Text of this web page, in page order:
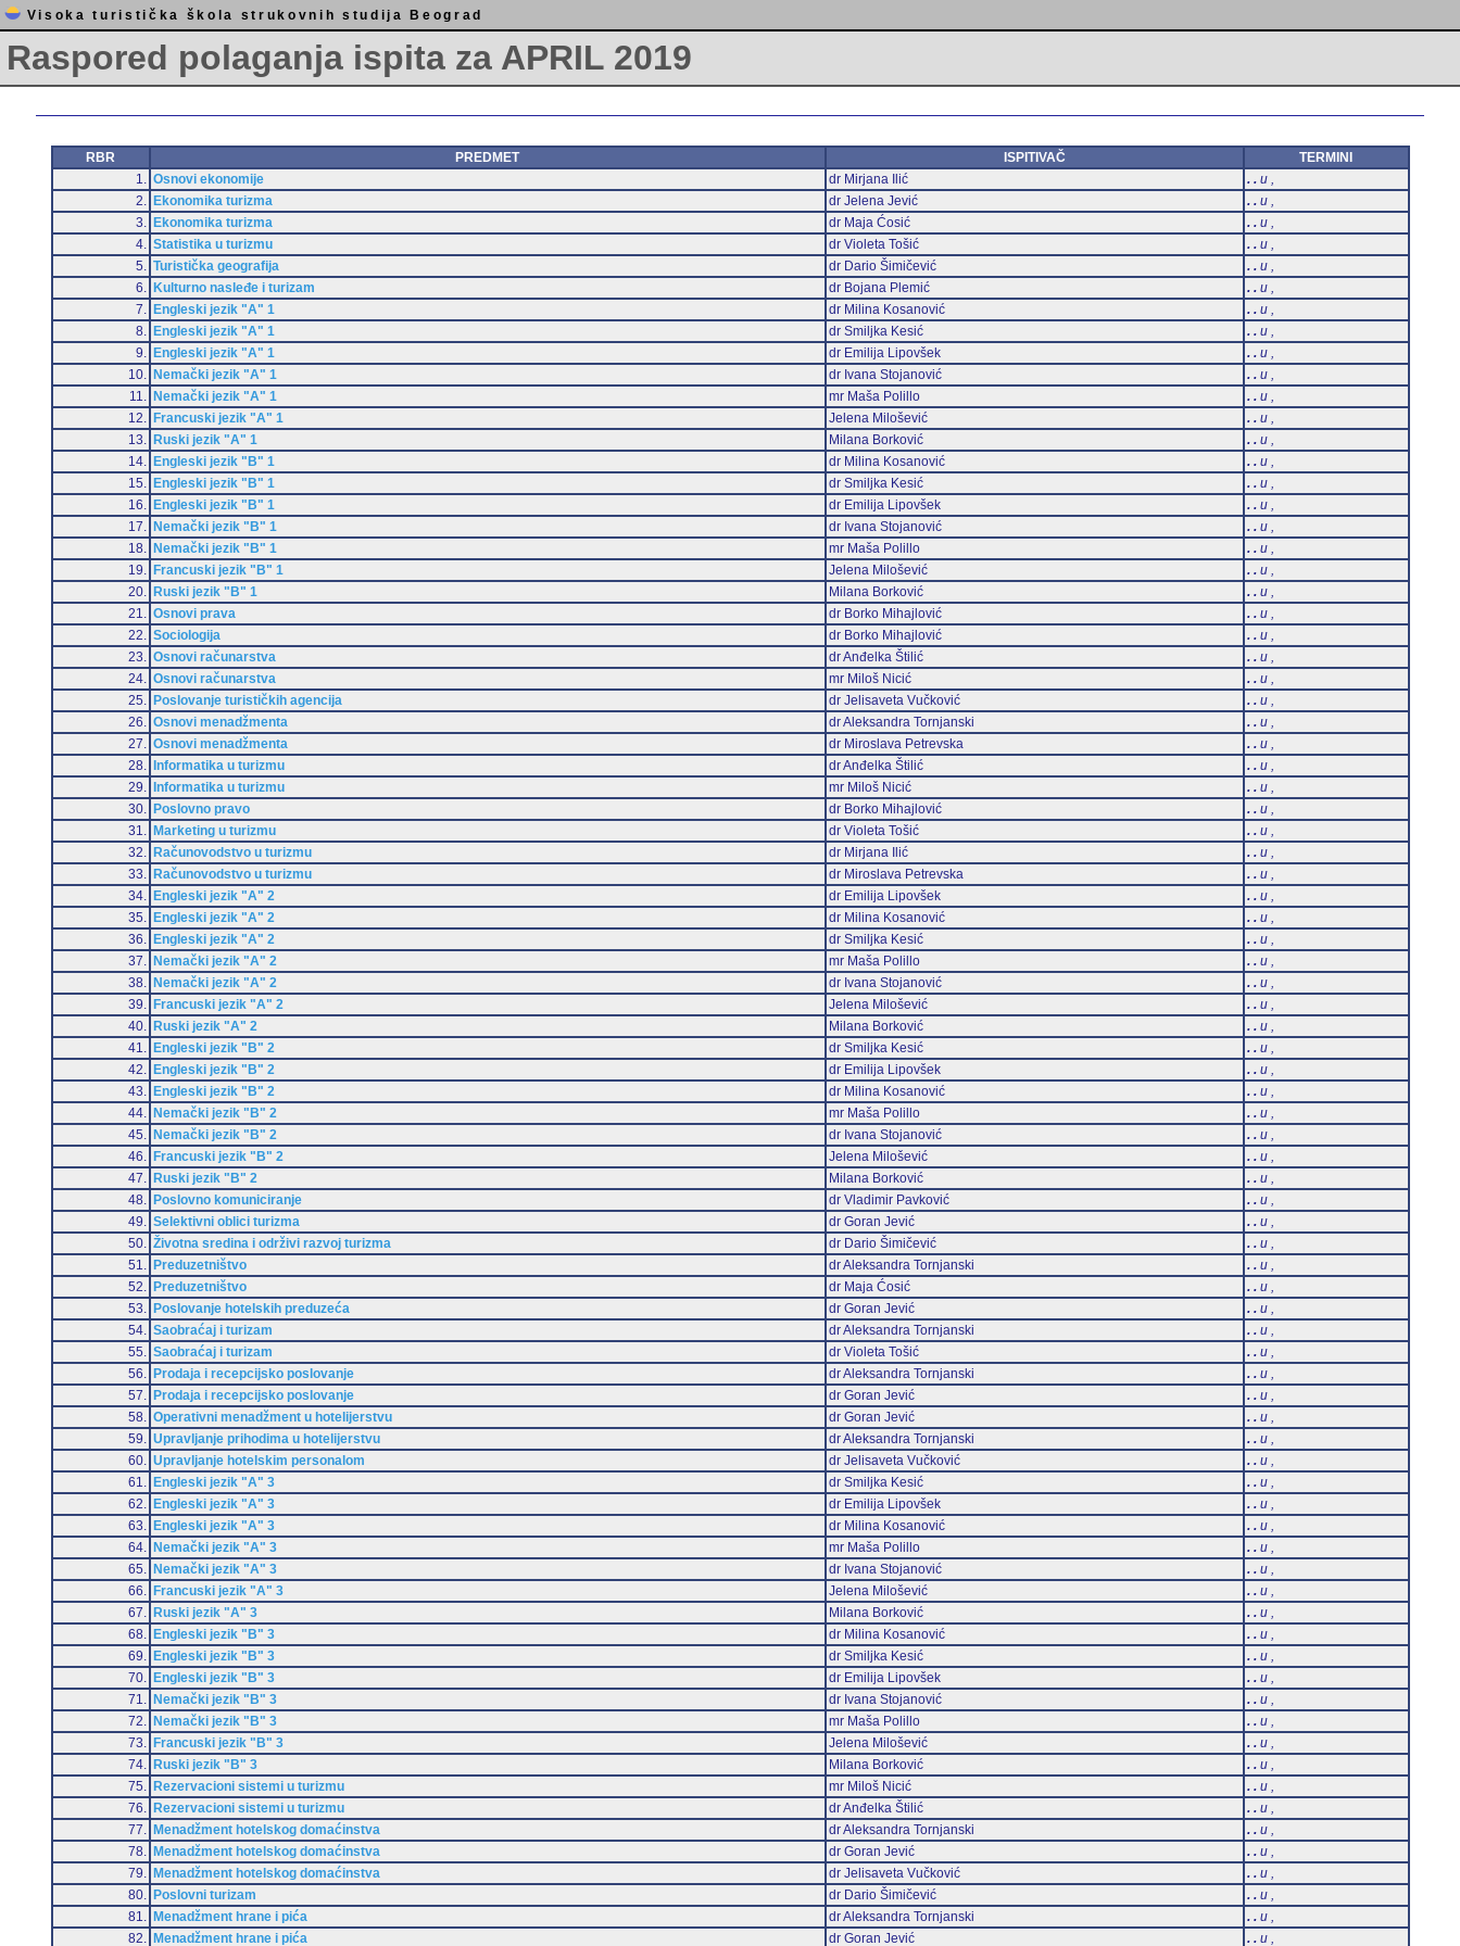
Visoka turistička škola strukovnih studija Beograd
Raspored polaganja ispita za APRIL 2019
RBR PREDMET ISPITIVAČ
TERMINI
1.
Osnovi ekonomije dr Mirjana Ilić . .u ,
2.
Ekonomika turizma dr Jelena Jević . .u ,
3.
Ekonomika turizma dr Maja Ćosić . .u ,
4.
Statistika u turizmu dr Violeta Tošić . .u ,
5.
Turistička geografija dr Dario Šimičević . .u ,
6.
Kulturno nasleđe i turizam dr Bojana Plemić . .u ,
7.
Engleski jezik "A" 1 dr Milina Kosanović . .u ,
8.
Engleski jezik "A" 1 dr Smiljka Kesić . .u ,
9.
Engleski jezik "A" 1 dr Emilija Lipovšek . .u ,
10.
Nemački jezik "A" 1 dr Ivana Stojanović . .u ,
11.
Nemački jezik "A" 1 mr Maša Polillo . .u ,
12.
Francuski jezik "A" 1 Jelena Milošević . .u ,
13.
Ruski jezik "A" 1 Milana Borković . .u ,
14.
Engleski jezik "B" 1 dr Milina Kosanović . .u ,
15.
Engleski jezik "B" 1 dr Smiljka Kesić . .u ,
16.
Engleski jezik "B" 1 dr Emilija Lipovšek . .u ,
17.
Nemački jezik "B" 1 dr Ivana Stojanović . .u ,
18.
Nemački jezik "B" 1 mr Maša Polillo . .u ,
19.
Francuski jezik "B" 1 Jelena Milošević . .u ,
20.
Ruski jezik "B" 1 Milana Borković . .u ,
21.
Osnovi prava dr Borko Mihajlović . .u ,
22.
Sociologija dr Borko Mihajlović . .u ,
23.
Osnovi računarstva dr Anđelka Štilić . .u ,
24.
Osnovi računarstva mr Miloš Nicić . .u ,
25.
Poslovanje turističkih agencija dr Jelisaveta Vučković . .u ,
26.
Osnovi menadžmenta dr Aleksandra Tornjanski . .u ,
27.
Osnovi menadžmenta dr Miroslava Petrevska . .u ,
28.
Informatika u turizmu dr Anđelka Štilić . .u ,
29.
Informatika u turizmu mr Miloš Nicić . .u ,
30.
Poslovno pravo dr Borko Mihajlović . .u ,
31.
Marketing u turizmu dr Violeta Tošić . .u ,
32.
Računovodstvo u turizmu dr Mirjana Ilić . .u ,
33.
Računovodstvo u turizmu dr Miroslava Petrevska . .u ,
34.
Engleski jezik "A" 2 dr Emilija Lipovšek . .u ,
35.
Engleski jezik "A" 2 dr Milina Kosanović . .u ,
36.
Engleski jezik "A" 2 dr Smiljka Kesić . .u ,
37.
Nemački jezik "A" 2 mr Maša Polillo . .u ,
38.
Nemački jezik "A" 2 dr Ivana Stojanović . .u ,
39.
Francuski jezik "A" 2 Jelena Milošević . .u ,
40.
Ruski jezik "A" 2 Milana Borković . .u ,
41.
Engleski jezik "B" 2 dr Smiljka Kesić . .u ,
42.
Engleski jezik "B" 2 dr Emilija Lipovšek . .u ,
43.
Engleski jezik "B" 2 dr Milina Kosanović . .u ,
44.
Nemački jezik "B" 2 mr Maša Polillo . .u ,
45.
Nemački jezik "B" 2 dr Ivana Stojanović . .u ,
46.
Francuski jezik "B" 2 Jelena Milošević . .u ,
47.
Ruski jezik "B" 2 Milana Borković . .u ,
48.
Poslovno komuniciranje dr Vladimir Pavković . .u ,
49.
Selektivni oblici turizma dr Goran Jević . .u ,
50.
Životna sredina i održivi razvoj turizma dr Dario Šimičević . .u ,
51.
Preduzetništvo dr Aleksandra Tornjanski . .u ,
52.
Preduzetništvo dr Maja Ćosić . .u ,
53.
Poslovanje hotelskih preduzeća dr Goran Jević . .u ,
54.
Saobraćaj i turizam dr Aleksandra Tornjanski . .u ,
55.
Saobraćaj i turizam dr Violeta Tošić . .u ,
56.
Prodaja i recepcijsko poslovanje dr Aleksandra Tornjanski . .u ,
57.
Prodaja i recepcijsko poslovanje dr Goran Jević . .u ,
58.
Operativni menadžment u hotelijerstvu dr Goran Jević . .u ,
59.
Upravljanje prihodima u hotelijerstvu dr Aleksandra Tornjanski . .u ,
60.
Upravljanje hotelskim personalom dr Jelisaveta Vučković . .u ,
61.
Engleski jezik "A" 3 dr Smiljka Kesić . .u ,
62.
Engleski jezik "A" 3 dr Emilija Lipovšek . .u ,
63.
Engleski jezik "A" 3 dr Milina Kosanović . .u ,
64.
Nemački jezik "A" 3 mr Maša Polillo . .u ,
65.
Nemački jezik "A" 3 dr Ivana Stojanović . .u ,
66.
Francuski jezik "A" 3 Jelena Milošević . .u ,
67.
Ruski jezik "A" 3 Milana Borković . .u ,
68.
Engleski jezik "B" 3 dr Milina Kosanović . .u ,
69.
Engleski jezik "B" 3 dr Smiljka Kesić . .u ,
70.
Engleski jezik "B" 3 dr Emilija Lipovšek . .u ,
71.
Nemački jezik "B" 3 dr Ivana Stojanović . .u ,
72.
Nemački jezik "B" 3 mr Maša Polillo . .u ,
73.
Francuski jezik "B" 3 Jelena Milošević . .u ,
74.
Ruski jezik "B" 3 Milana Borković . .u ,
75.
Rezervacioni sistemi u turizmu mr Miloš Nicić . .u ,
76.
Rezervacioni sistemi u turizmu dr Anđelka Štilić . .u ,
77.
Menadžment hotelskog domaćinstva dr Aleksandra Tornjanski . .u ,
78.
Menadžment hotelskog domaćinstva dr Goran Jević . .u ,
79.
Menadžment hotelskog domaćinstva dr Jelisaveta Vučković . .u ,
80.
Poslovni turizam dr Dario Šimičević . .u ,
81.
Menadžment hrane i pića dr Aleksandra Tornjanski . .u ,
82.
Menadžment hrane i pića dr Goran Jević . .u ,